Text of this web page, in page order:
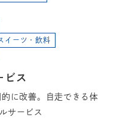
イーツ・飲料
ビス
に改善。自走できる体
サービス